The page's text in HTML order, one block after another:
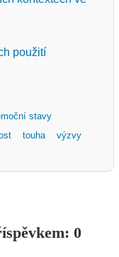
použití
stavy
touha
výzvy
0